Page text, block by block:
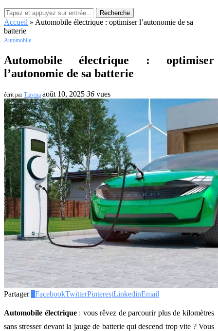
Recherche
Accueil » Automobile électrique : optimiser l’autonomie de sa
batterie
Automobile
Automobile électrique : optimiser
l’autonomie de sa batterie
écrit par Tiavina août 10, 2025 36 vues
Partager FacebookTwitterPinterestLinkedinEmail
Automobile électrique: vous rêvez de parcourir plus de kilomètres
sans stresser devant la jauge de batterie qui descend trop vite ? Vous